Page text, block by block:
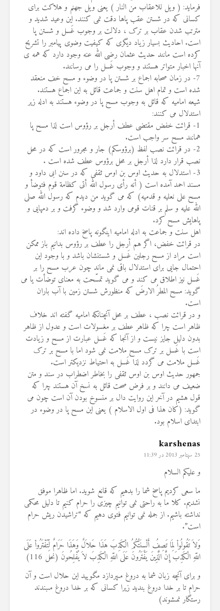
فرماید: ( ویل للاعقاب من النار ) یعنی ویل جهنم و هلاکت برای
کسانی که در شستن عقب پاها دقت نمی کنند. این وعید شدید و
مترتب شدن عقاب بر ترک ، دلالت بر وجوب غَسل و شستن پا
است. احادیث بسیار زیاد دیگری که کیفیت وضوی پیامبر را تشریح
کرده است مانند حدیث عثمان رضی الله عنه وجود دارد که همه ی
آنها اخبار متواتر هستند و وجوب غَسل را می رسانند.
7- در زمان صحابه اجماع بر شستن پا در وضوء و مسح خف منعقد
شده است و تمام اهل سنت و جماعت قائل به این اجماع هستند.
شیعه امامیه که قائل به وجوب مسح پا در وضوء هستند به ادله زیر
استدلال می کنند:
1- قرائت خفض مقتضی عطف أرجل بر رؤوس است لذا مسح پا
همانند مسح سر واجب است.
2- در قرائت نصب لفظ (برؤوسکم) جار و مجرور است که در محل
نصب قرار دارد لذا أرجل بر محل برؤوس عطف شده است .
3- استدلال به حدیث اوس بن اوس ثقفی که در سنن ابی داود و
مسند احمد آمده است ( أنه رأی رسول الله أتی کظامة قوم فتوضأ و
مسح علی نعلیه و قدمیه) که می گوید من دیدم که رسول الله صلی
الله علیه و سلم بر قنات قومی وارد شد و وضوء گرفت و بر دمپایی و
پاهایش مسح کرد.
اهل سنت و جماعت به ادله امامیه اینگونه پاسخ داده اند:
در قرائت خفض، اگر هم أرجل را عطف بر رؤوس بدانیم باز ممکن
است مراد از مسح رجلین غَسل و شستنشان باشد و با وجود این
احتمال جایی برای استدلال باقی نمی ماند چون عرب مسح را بر
غَسل نیز اطلاق می کند و می گوید تمسّحت به معنای توضأت یا می
گوید: مسح المطرُ الارضَ که منظورش شستن زمین با آب باران
است.
و در قرائت نصب ، عطف بر محل آنچنانکه امامیه گفته اند خلاف
ظاهر است چرا که ظاهر عطف بر مغسولات است و عدول از ظاهر
بدون دلیل جایز نیست و از آنجا که غَسل عبارت از مسح و زیادت
است با غَسل بر ترک مسح ملامت نمی شود اما با مسح بر ترک
غَسل ملامت می گردد لذا غَسل به احتیاط نزدیکتر است.
جمهور حدیث اوس بن اوس ثقفی را بخاطر اضطراب در سند و متن
ضعیف می دانند و بر فرض صحت قائل به نسخ آن هستند چرا که
قول هشیم در آخر این روایت دال بر منسوخ بودن آن است چون می
گوید: (کان هذا فی اول الاسلام ) یعنی این مسح پا در وضوء در
ابتدای اسلام بود.
karshenas
25 سپتامبر 2013 در 11:39
و علیکم السلام
ما سعی کردیم پاسخ شما را بدهیم که قانع شوید. اما ظاهرا موفق
نشدیم. کلا ما به راحتی نمی توانیم چیزی را حرام کنیم تا دلیل محکمی
نداشته باشیم. از جمله نمی توانیم فتوی دهیم که “تراشیدن ریش حرام
است”.
وَلاَ تَقُولُواْ لِمَا تَصِفُ أَلْسِنَتُكُمُ الْكَذِبَ هَذَا حَلاَلٌ وَهَذَا حَرَامٌ لِّتَفْتَرُواْ عَلَى
اللّهِ الْكَذِبَ إِنَّ الَّذِينَ يَفْتَرُونَ عَلَى اللّهِ الْكَذِبَ لاَ يُفْلِحُونَ (نحل 116)
و براى آنچه زبان شما به دروغ مى‏پردازد مگوييد اين حلال است و آن
حرام تا بر خدا دروغ بنديد زيرا كسانى كه بر خدا دروغ مى‏بندند
رستگار نمى‏شوند(